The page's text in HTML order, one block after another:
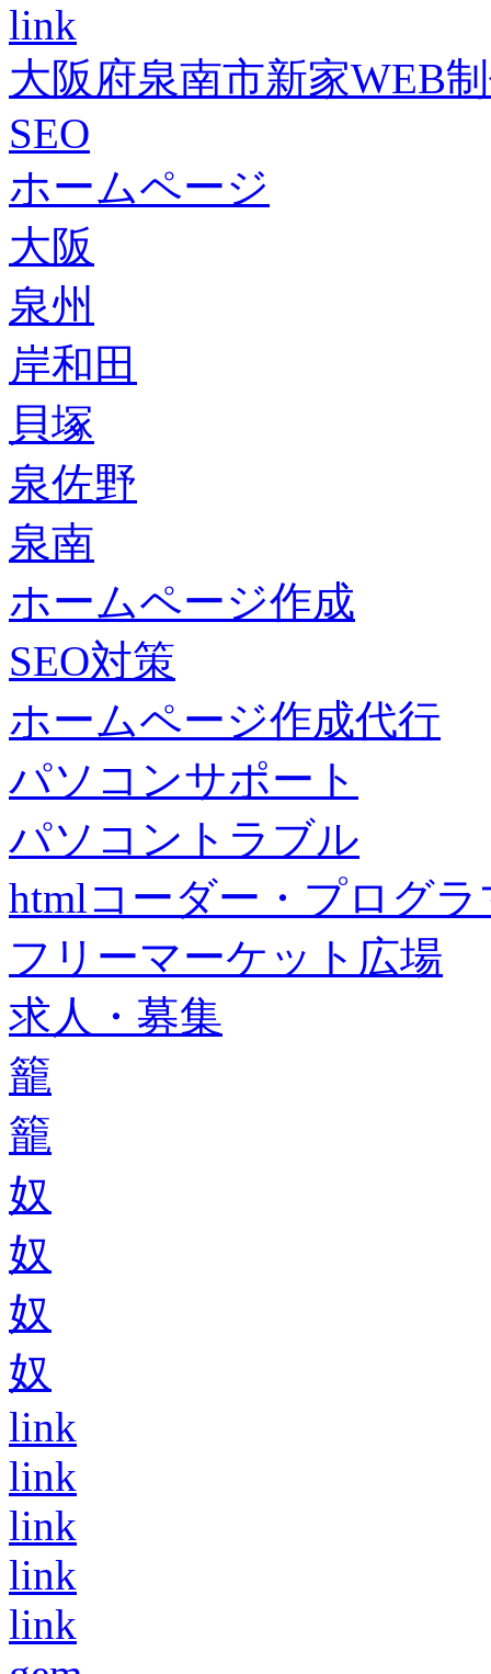
link
大阪府泉南市新家WEB
SEO
ホームページ
大阪
泉州
岸和田
貝塚
泉佐野
泉南
ホームページ作成
SEO対策
ホームページ作成代行
パソコンサポート
パソコントラブル
htmlコーダー・プログラ
フリーマーケット広場
求人・募集
籠
籠
奴
奴
奴
奴
link
link
link
link
link